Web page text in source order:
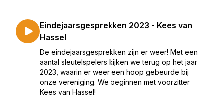
Eindejaarsgesprekken 2023 - Kees van
Hassel
De eindejaarsgesprekken zijn er weer! Met een
aantal sleutelspelers kijken we terug op het jaar
2023, waarin er weer een hoop gebeurde bij
onze vereniging. We beginnen met voorzitter
Kees van Hassel!